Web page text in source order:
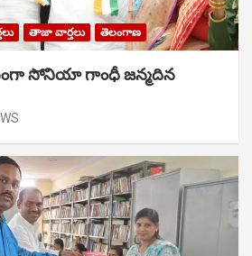
తాజా వార్తలు తెలంగాణ
సోనియా గాంధీ జ‌న్మ‌దిన